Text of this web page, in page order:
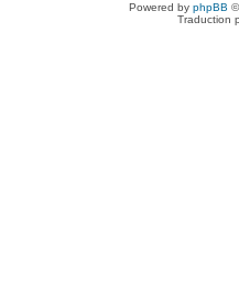
Powered by phpBB
Traduction